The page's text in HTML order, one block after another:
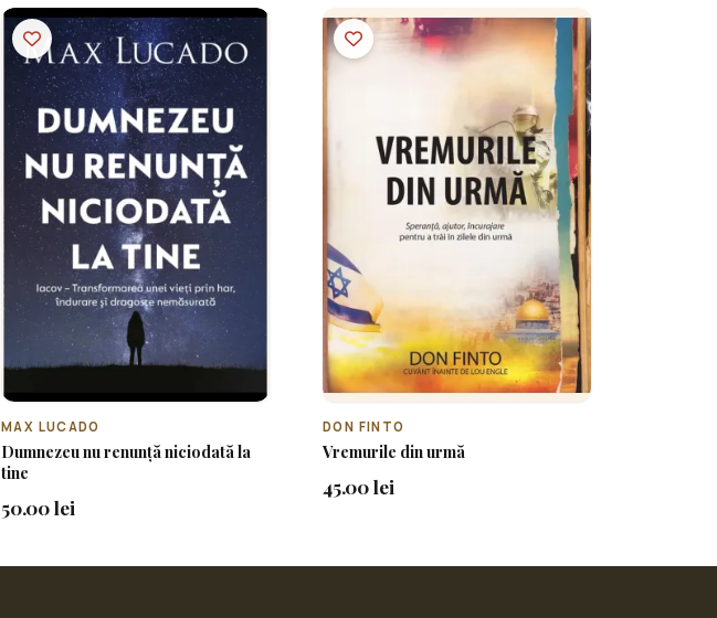
MAX LUCADO
Dumnezeu nu renunță niciodată la
tine
50.00 lei
DON FINTO
Vremurile din urmă
45.00 lei